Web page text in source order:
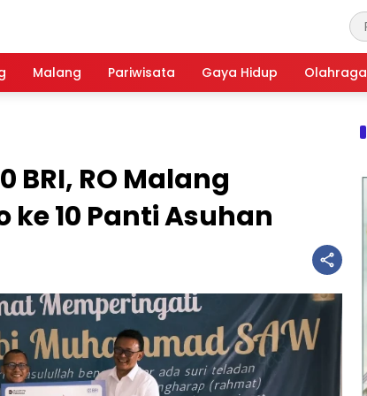
Malang Pariwisata Gaya Hidup Olahraga
BRI, RO Malang
10 Panti Asuhan